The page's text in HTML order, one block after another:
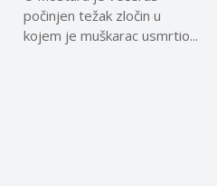
počinjen težak zločin u
kojem je muškarac usmrtio...